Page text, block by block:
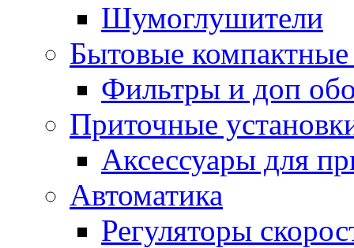
Шумоглушители
Бытовые
Фильтры и доп
Приточные
Аксессуары для
Автоматика
Регуляторы